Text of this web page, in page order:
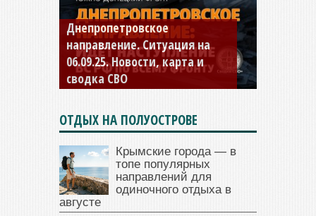
Константиновское
направление. Ситуация на
04.09.25 Новости, карта и
сводка СВО
ОТДЫХ НА ПОЛУОСТРОВЕ
Крымские города — в
топе популярных
направлений для
одиночного отдыха в
августе